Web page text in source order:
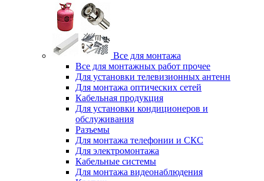
Все для монтажа
Все для монтажных работ прочее
Для установки телевизионных антенн
Для монтажа оптических сетей
Кабельная продукция
Для установки кондиционеров и
обслуживания
Разъемы
Для монтажа телефонии и СКС
Для электромонтажа
Кабельные системы
Для монтажа видеонаблюдения